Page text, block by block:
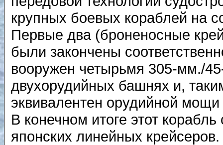
крупных боевых кораблей на
Первые два (броненосные
были закончены
вооружен четырьмя 305-мм./
двухорудийных башнях и,
эквивалентен орудийной
В конечном итоге этот
японских линейных крейсеров.